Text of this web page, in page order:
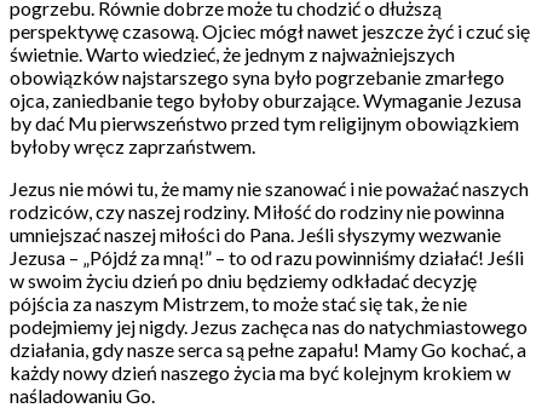
pogrzebu. Równie dobrze może tu chodzić o dłuższą
perspektywę czasową. Ojciec mógł nawet jeszcze żyć i czuć się
świetnie. Warto wiedzieć, że jednym z najważniejszych
obowiązków najstarszego syna było pogrzebanie zmarłego
ojca, zaniedbanie tego byłoby oburzające. Wymaganie Jezusa
by dać Mu pierwszeństwo przed tym religijnym obowiązkiem
byłoby wręcz zaprzaństwem.
Jezus nie mówi tu, że mamy nie szanować i nie poważać naszych
rodziców, czy naszej rodziny. Miłość do rodziny nie powinna
umniejszać naszej miłości do Pana. Jeśli słyszymy wezwanie
Jezusa – „Pójdź za mną!” – to od razu powinniśmy działać! Jeśli
w swoim życiu dzień po dniu będziemy odkładać decyzję
pójścia za naszym Mistrzem, to może stać się tak, że nie
podejmiemy jej nigdy. Jezus zachęca nas do natychmiastowego
działania, gdy nasze serca są pełne zapału! Mamy Go kochać, a
każdy nowy dzień naszego życia ma być kolejnym krokiem w
naśladowaniu Go.